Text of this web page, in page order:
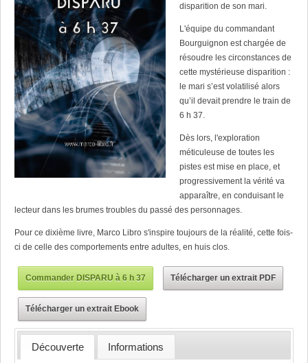
disparition de son mari.
L'équipe du commandant
Bourguignon est chargée de
résoudre les circonstances de
cette mystérieuse disparition :
le mari s’est volatilisé alors
qu’il devait prendre le train de
6 h 37.
Dès lors, l'exploration
méticuleuse de toutes les
pistes est mise en place, et
progressivement la vérité va
apparaître, en conduisant le
lecteur dans les brumes troubles du passé des personnages.
Pour ce dixième livre, Marco Libro s'inspire toujours de la réalité, cette fois-
ci de celle des comportements entre adultes, en huis clos.
Commander DISPARU à 6 h 37 Télécharger un extrait PDF
Télécharger un extrait Ebook
Découverte Informations